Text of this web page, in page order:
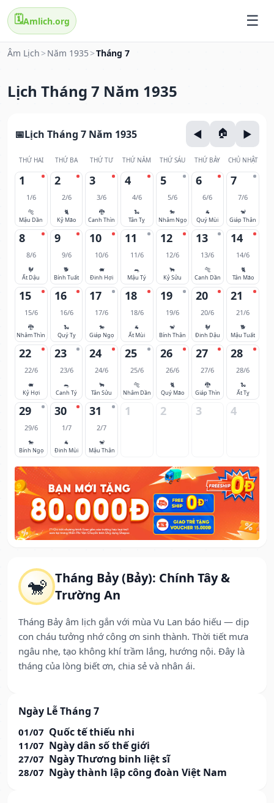
🗓️Amlich.org
Âm Lịch > Năm 1935 >Tháng 7
Lịch Tháng 7 Năm 1935
🐒 Tháng Bảy (Bảy): Chính Tây &
Trường An
Tháng Bảy âm lịch gắn với mùa Vu Lan báo hiếu — dịp
con cháu tưởng nhớ công ơn sinh thành. Thời tiết mưa
ngâu nhẹ, tạo không khí trầm lắng, hướng nội. Đây là
tháng của lòng biết ơn, chia sẻ và nhân ái.
Ngày Lễ Tháng 7
01/07 Quốc tế thiếu nhi
11/07 Ngày dân số thế giới
27/07 Ngày Thương binh liệt sĩ
28/07 Ngày thành lập công đoàn Việt Nam
Lịch Tháng 7 Năm 1935
THỨ HAI THỨ BA THỨ TƯ THỨ NĂM THỨ SÁU THỨ BẢY CHỦ NHẬT
1
1/6
🐅
Mậu Dần
2
2/6
🐈
Kỷ Mão
3
3/6
🐉
Canh Thìn
4
4/6
🐍
Tân Tỵ
5
5/6
🐎
Nhâm Ngọ
6
6/6
🐐
Quý Mùi
7
7/6
🐒
Giáp Thân
8
8/6
🐓
Ất Dậu
9
9/6
🐕
Bính Tuất
10
10/6
🐖
Đinh Hợi
11
11/6
🐀
Mậu Tý
12
12/6
🐂
Kỷ Sửu
13
13/6
🐅
Canh Dần
14
14/6
🐈
Tân Mão
15
15/6
🐉
Nhâm Thìn
16
16/6
🐍
Quý Tỵ
17
17/6
🐎
Giáp Ngọ
18
18/6
🐐
Ất Mùi
19
19/6
🐒
Bính Thân
20
20/6
🐓
Đinh Dậu
21
21/6
🐕
Mậu Tuất
22
22/6
🐖
Kỷ Hợi
23
23/6
🐀
Canh Tý
24
24/6
🐂
Tân Sửu
25
25/6
🐅
Nhâm Dần
26
26/6
🐈
Quý Mão
27
27/6
🐉
Giáp Thìn
28
28/6
🐍
Ất Tỵ
29
29/6
🐎
Bính Ngọ
30
1/7
🐐
Đinh Mùi
31
2/7
🐒
Mậu Thân
1 2 3 4